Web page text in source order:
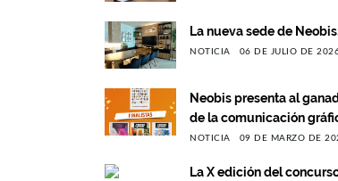
La nueva sede de
NOTICIA 06 DE JULIO DE
Neobis presenta al
de la comunicación
NOTICIA 09 DE MARZO DE
La X edición del